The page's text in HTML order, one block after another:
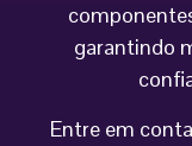
garantindo
Entre em